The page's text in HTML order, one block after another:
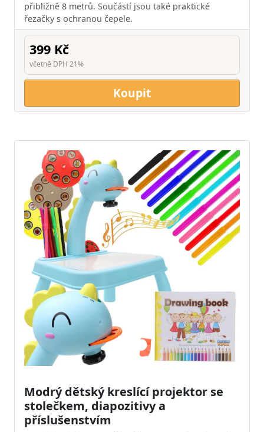
přibližně 8 metrů. Součástí jsou také praktické
řezačky s ochranou čepele.
399 Kč
včetně DPH 21%
Koupit
Modrý dětský kreslící projektor se
stolečkem, diapozitivy a
příslušenstvím